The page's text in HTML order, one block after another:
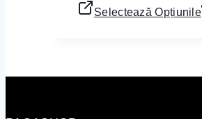
Selectează Opțiunile